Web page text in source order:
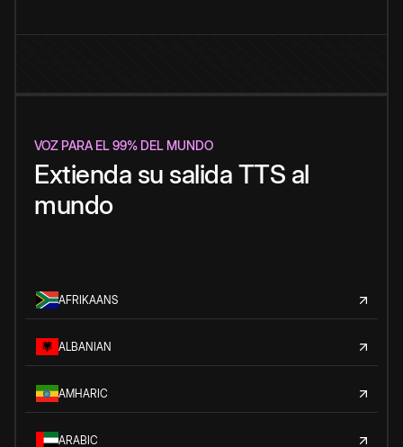
VOZ PARA EL 99% DEL MUNDO
Extienda su salida TTS al
mundo
AFRIKAANS
ALBANIAN
AMHARIC
ARABIC